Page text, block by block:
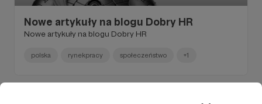
Nowe artykuły na blogu Dobry HR
Nowe artykuły na blogu Dobry HR
polska rynekpracy społeczeństwo +1